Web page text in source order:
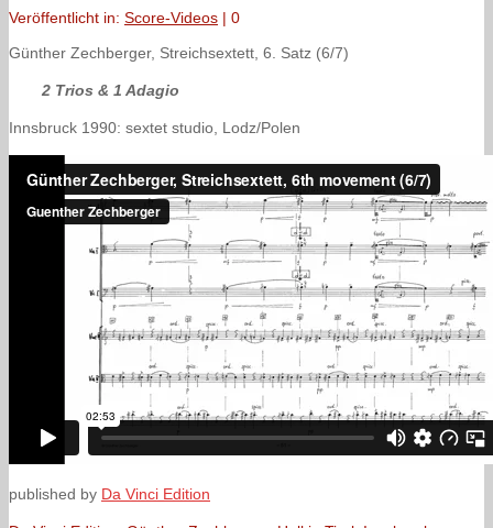
Veröffentlicht in: Score-Videos | 0
Günther Zechberger, Streichsextett, 6. Satz (6/7)
2 Trios & 1 Adagio
Innsbruck 1990: sextet studio, Lodz/Polen
published by Da Vinci Edition